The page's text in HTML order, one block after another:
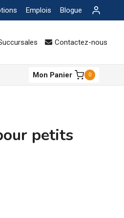
Emplois Blogue
Contactez-nous
Mon Panier 0
petits